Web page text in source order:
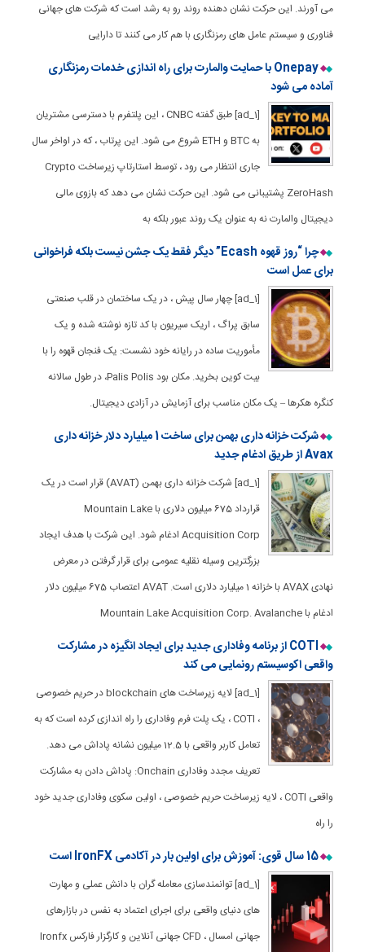
می آورند. این حرکت نشان دهنده روند رو به رشد است که شرکت های جهانی
فناوری و سیستم عامل های رمزنگاری با هم کار می کنند تا دارایی
Onepay با حمایت والمارت برای راه اندازی خدمات رمزنگاری
آماده می شود
[ad_1] طبق گفته CNBC ، این پلتفرم با دسترسی مشتریان
به BTC و ETH شروع می شود. این پرتاب ، که در اواخر سال
جاری انتظار می رود ، توسط استارتاپ زیرساخت Crypto
ZeroHash پشتیبانی می شود. این حرکت نشان می دهد که بازوی مالی
دیجیتال والمارت نه به عنوان یک روند عبور بلکه به
چرا “روز قهوه Ecash” دیگر فقط یک جشن نیست بلکه فراخوانی
برای عمل است
[ad_1] چهار سال پیش ، در یک ساختمان در قلب صنعتی
سابق پراگ ، اریک سیریون با کد تازه نوشته شده و یک
مأموریت ساده در رایانه خود نشست: یک فنجان قهوه را با
بیت کوین بخرید. مکان بود Palis Polis، در طول سالانه
کنگره هکرها – یک مکان مناسب برای آزمایش در آزادی دیجیتال.
شرکت خزانه داری بهمن برای ساخت 1 میلیارد دلار خزانه داری
Avax از طریق ادغام جدید
[ad_1] شرکت خزانه داری بهمن (AVAT) قرار است در یک
قرارداد 675 میلیون دلاری با Mountain Lake
Acquisition Corp ادغام شود. این شرکت با هدف ایجاد
بزرگترین وسیله نقلیه عمومی برای قرار گرفتن در معرض
نهادی AVAX با خزانه 1 میلیارد دلاری است. AVAT اعتصاب 675 میلیون دلار
ادغام با Mountain Lake Acquisition Corp. Avalanche
COTI از برنامه وفاداری جدید برای ایجاد انگیزه در مشارکت
واقعی اکوسیستم رونمایی می کند
[ad_1] لایه زیرساخت های blockchain در حریم خصوصی
، COTI ، یک پلت فرم وفاداری را راه اندازی کرده است که به
تعامل کاربر واقعی با 12.5 میلیون نشانه پاداش می دهد.
تعریف مجدد وفاداری Onchain: پاداش دادن به مشارکت
واقعی COTI ، لایه زیرساخت حریم خصوصی ، اولین سکوی وفاداری جدید خود
را راه
15 سال قوی: آموزش برای اولین بار در آکادمی IronFX است
[ad_1] توانمندسازی معامله گران با دانش عملی و مهارت
های دنیای واقعی برای اجرای اعتماد به نفس در بازارهای
جهانی امسال ، CFD جهانی آنلاین و کارگزار فارکس Ironfx